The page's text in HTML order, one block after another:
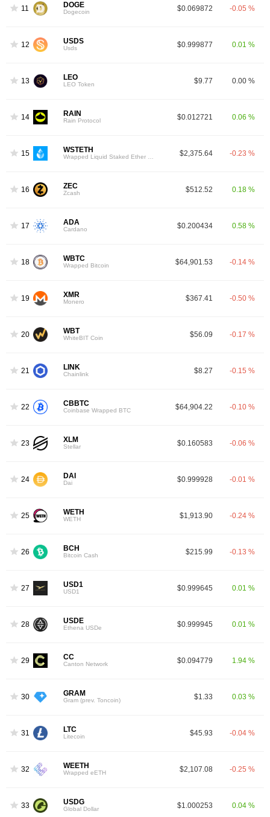
11 DOGE
Dogecoin $0.069872 -0.05 %
12 USDS
Usds $0.999877 0.01 %
13 LEO
LEO Token $9.77 0.00 %
14 RAIN
Rain Protocol $0.012721 0.06 %
15 WSTETH $2,375.64 -0.23 %
16 ZEC
Zcash $512.52 0.18 %
17 ADA
Cardano $0.200434 0.58 %
18 WBTC
Wrapped Bitcoin $64,901.53 -0.14 %
19 XMR
Monero $367.41 -0.50 %
20 WBT
WhiteBIT Coin $56.09 -0.17 %
21 LINK
Chainlink $8.27 -0.15 %
22 CBBTC
Coinbase Wrapped BTC $64,904.22 -0.10 %
23 XLM
Stellar $0.160583 -0.06 %
24 DAI
Dai $0.999928 -0.01 %
25 WETH
WETH $1,913.90 -0.24 %
26 BCH
Bitcoin Cash $215.99 -0.13 %
27 USD1
USD1 $0.999645 0.01 %
28 USDE
Ethena USDe $0.999945 0.01 %
29 CC
Canton Network $0.094779 1.94 %
30 GRAM
Gram (prev. Toncoin) $1.33 0.03 %
31 LTC
Litecoin $45.93 -0.04 %
32 WEETH
Wrapped eETH $2,107.08 -0.25 %
33 USDG
Global Dollar $1.000253 0.04 %